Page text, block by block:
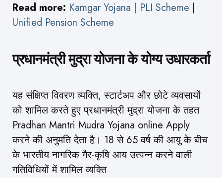
Read more: Kamgar Yojana | PLI Scheme |
Unified Pension Scheme
प्रधानमंत्री मुद्रा योजना के योग्य उधारकर्ता
यह संक्षिप्त विवरण व्यक्ति, स्टार्टअप और छोटे व्यवसायों
को शामिल करते हुए प्रधानमंत्री मुद्रा योजना के तहत
Pradhan Mantri Mudra Yojana online Apply
करने की अनुमति देता है। 18 से 65 वर्ष की आयु के बीच
के भारतीय नागरिक गैर-कृषि आय उत्पन्न करने वाली
गतिविधियों में शामिल व्यक्ति